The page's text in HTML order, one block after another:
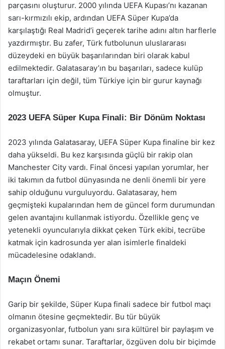
parçasını oluşturur. 2000 yılında UEFA Kupası’nı kazanan
sarı-kırmızılı ekip, ardından UEFA Süper Kupa’da
karşılaştığı Real Madrid’i geçerek tarihe adını altın harflerle
yazdırmıştır. Bu zafer, Türk futbolunun uluslararası
düzeydeki en büyük başarılarından biri olarak kabul
edilmektedir. Galatasaray’ın bu başarıları, sadece kulüp
taraftarları için değil, tüm Türkiye için bir gurur kaynağı
olmuştur.
2023 UEFA Süper Kupa Finali: Bir Dönüm Noktası
2023 yılında Galatasaray, UEFA Süper Kupa finaline bir kez
daha yükseldi. Bu kez karşısında güçlü bir rakip olan
Manchester City vardı. Final öncesi yapılan yorumlar, her
iki takımın da futbol dünyasında ne denli önemli bir yere
sahip olduğunu vurguluyordu. Galatasaray, hem
geçmişteki kupalarından hem de güncel form durumundan
gelen avantajını kullanmak istiyordu. Özellikle genç ve
yetenekli oyuncularıyla dikkat çeken Türk ekibi, tecrübe
katmak için kadrosunda yer alan isimlerle finaldeki
mücadelesine odaklandı.
Maçın Önemi
Garip bir şekilde, Süper Kupa finali sadece bir futbol maçı
olmanın ötesine geçmektedir. Bu tür büyük
organizasyonlar, futbolun yanı sıra kültürel bir paylaşım ve
rekabet ortamı sunar. Taraftarlar, özgüven dolu bir biçimde